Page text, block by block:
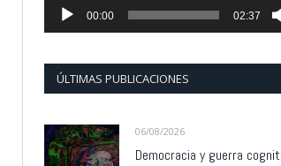
00:00 02:37
ÚLTIMAS PUBLICACIONES
06/08/2026
Democracia y guerra